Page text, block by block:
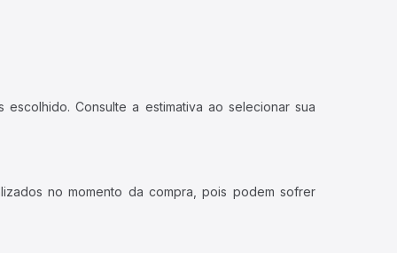
Consulte a estimativa ao selecionar sua
no momento da compra, pois podem sofrer